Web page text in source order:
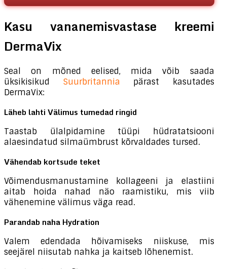
Kasu vananemisvastase kreemi
DermaVix
Seal on mõned eelised, mida võib saada
üksikisikud Suurbritannia pärast kasutades
DermaVix:
Läheb lahti Välimus tumedad ringid
Taastab ülalpidamine tüüpi hüdratatsiooni
alaesindatud silmaümbrust kõrvaldades tursed.
Vähendab kortsude teket
Võimendusmanustamine kollageeni ja elastiini
aitab hoida nahad näo raamistiku, mis viib
vähenemine välimus väga read.
Parandab naha Hydration
Valem edendada hõivamiseks niiskuse, mis
seejärel niisutab nahka ja kaitseb lõhenemist.